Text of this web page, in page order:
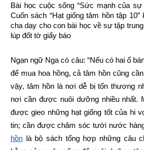
Bài học cuộc sống “Sức mạnh của sự
Cuốn sách “Hạt giống tâm hồn tập
cha dạy cho con bài học về sự tập
lúp đốt tờ giấy báo
Ngạn ngữ Nga có câu: “Nếu có hai ổ
để mua hoa hồng, cả tâm hồn cũng
vậy, tâm hồn là nơi dễ bị tổn thương
nơi cần được nuôi dưỡng nhiều nhất.
được gieo những hạt giống tốt của hi
tin; cần được chăm sóc tưới nước
hồn là bộ sách tổng hợp những câu